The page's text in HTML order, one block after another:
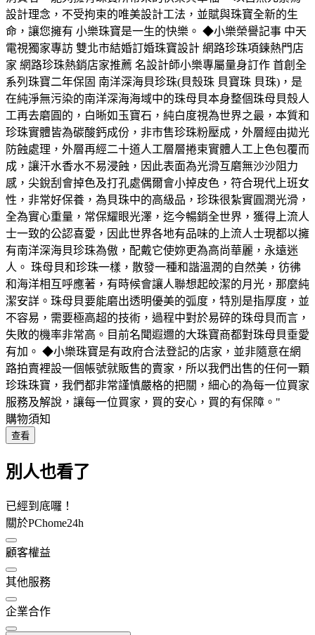
設計理念，不受拘束的唯美設計工法，並賦與珠寶全新的生
命，讓您擁有 小樂珠寶是一生的快樂。 ◆小樂榮譽記事 中天
電視獨家專訪 雙北市結婚訂婚珠寶設計 網路珍珠項鍊熱門店
家 網路珍珠熱銷店家推薦 名設計師小樂專屬量身訂作 首創全
系列珠寶二年保固 南洋深海貝珍珠(貝殼珠 貝寶珠 貝珠)，是
在純淨無污染的南洋深海海域中的珠母貝本身整個珠母貝殼人
工再去磨圓的，白晰如玉寶石，純白度視為世界之最，本質和
珍珠實體皆為碳酸鈣成份，非市售珍珠粉壓成，外層經由拋光
防蝕處理，外層再經二十道人工層層捲束實體人工上色包覆而
成，讓汗水香水不易浸蝕，因此表面為光滑互磨無沙沙阻力
感，尖銳刮會掉色及打孔處偶爾會小掉皮色，符合現代上班女
性，非常好保養，為貝珠中的高級品，珍珠很紮實圓潤光滑，
全為實心重量，常保耀眼光澤，迄今暢銷全世界，獲得上流人
士一致的公認喜愛，因此世界各地有品味的上流人士現都以擁
有南洋深海貝珍珠為傲，配戴它使妳更為高尚華麗，永遠迷
人。 珠母貝和珍珠一樣，散發一種和諧溫潤的自然美，彷彿
和海洋相互呼應著，有時候會讓人聯想起皎潔的月光，那麼純
潔安詳。珠母貝要能磨出透明優美的弧度，特別是指厚度，並
不容易，需要極高超的技術，過程中對於易碎的珠母貝而言，
失敗的機率非常高。目前名聞遐邇的大珠寶商都對珠母貝垂愛
有加。 ◆小樂珠寶是有政府合法登記的店家，並非隨意在網
路拍賣裡設一個帳號就販售的賣家，所以我們出售的任何一顆
珍珠珠寶，我們都非常謹慎嚴格的把關，細心的為每一位買家
服務及解說，讓每一位買家，買的安心，買的有保障。"
購物須知
查看
別人也看了
已經到底囉！
關於PChome24h
顧客權益
其他服務
企業合作